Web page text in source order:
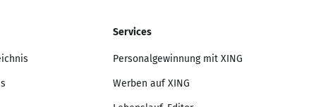
Services
Personalgewinnung mit XING
Werben auf XING